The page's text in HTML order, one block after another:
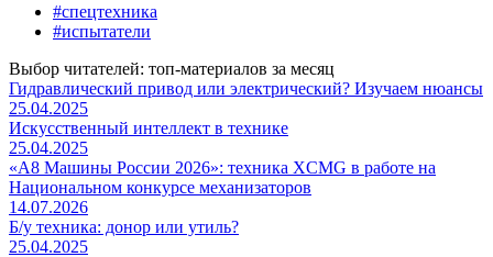
#спецтехника
#испытатели
Выбор читателей: топ-материалов за месяц
Гидравлический привод или электрический? Изучаем нюансы
25.04.2025
Искусственный интеллект в технике
25.04.2025
«А8 Машины России 2026»: техника XCMG в работе на
Национальном конкурсе механизаторов
14.07.2026
Б/у техника: донор или утиль?
25.04.2025